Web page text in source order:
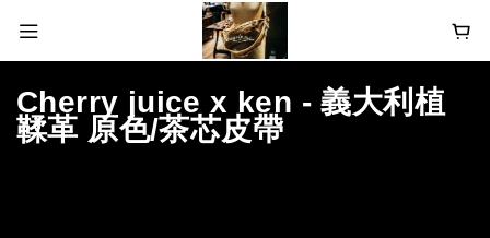
Cherry juice x ken - 義大利植
鞣革 原色/茶芯皮帶